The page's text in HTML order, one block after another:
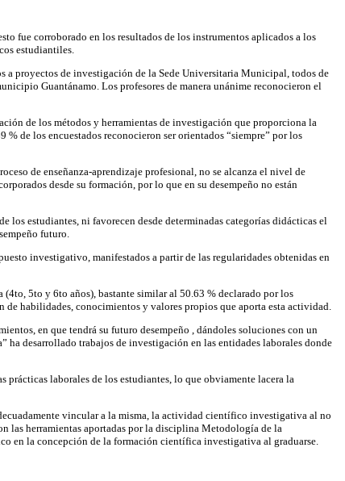
fue corroborado en los resultados de los instrumentos aplicados a los
estudiantiles.
a proyectos de investigación de la Sede Universitaria Municipal, todos de
Guantánamo. Los profesores de manera unánime reconocieron el
de los métodos y herramientas de investigación que proporciona la
de los encuestados reconocieron ser orientados “siempre” por los
de enseñanza-aprendizaje profesional, no se alcanza el nivel de
desde su formación, por lo que en su desempeño no están
los estudiantes, ni favorecen desde determinadas categorías didácticas el
futuro.
investigativo, manifestados a partir de las regularidades obtenidas en
(4to, 5to y 6to años), bastante similar al 50.63 % declarado por los
de habilidades, conocimientos y valores propios que aporta esta actividad.
en que tendrá su futuro desempeño , dándoles soluciones con un
desarrollado trabajos de investigación en las entidades laborales donde
laborales de los estudiantes, lo que obviamente lacera la
vincular a la misma, la actividad científico investigativa al no
las herramientas aportadas por la disciplina Metodología de la
en la concepción de la formación científica investigativa al graduarse.